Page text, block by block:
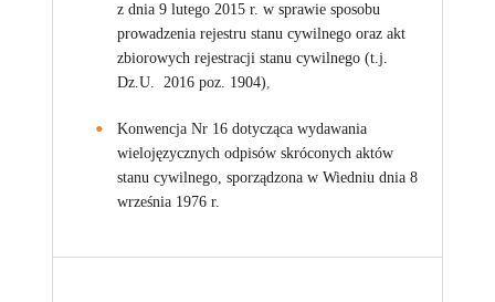
z dnia 9 lutego 2015 r. w sprawie sposobu
prowadzenia rejestru stanu cywilnego oraz akt
zbiorowych rejestracji stanu cywilnego (t.j.
Dz.U. 2016 poz. 1904),
Konwencja Nr 16 dotycząca wydawania
wielojęzycznych odpisów skróconych aktów
stanu cywilnego, sporządzona w Wiedniu dnia 8
września 1976 r.